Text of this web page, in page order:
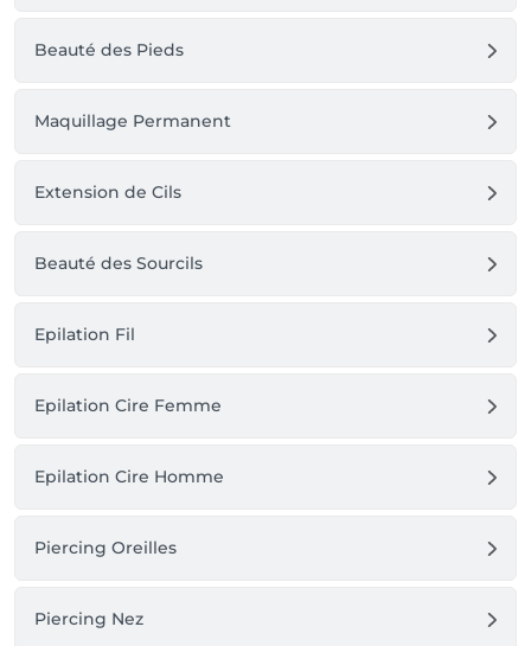
Beauté des Pieds
Maquillage Permanent
Extension de Cils
Beauté des Sourcils
Epilation Fil
Epilation Cire Femme
Epilation Cire Homme
Piercing Oreilles
Piercing Nez